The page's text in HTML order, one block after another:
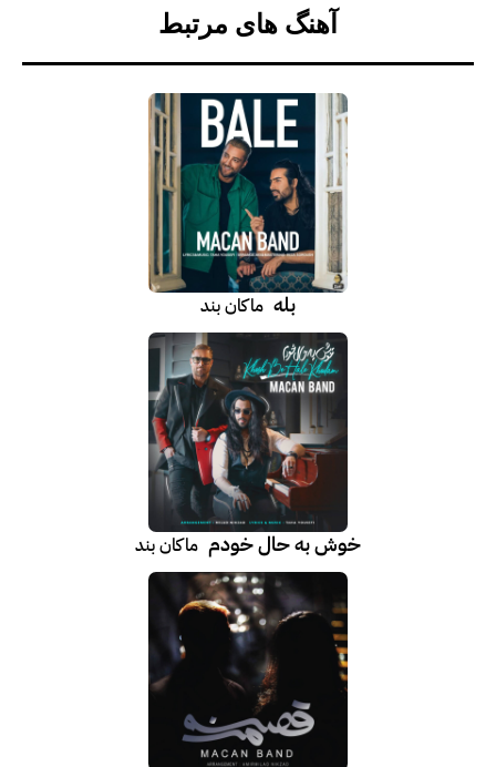
آهنگ های مرتبط
بله ماکان بند
خوش به حال خودم ماکان بند